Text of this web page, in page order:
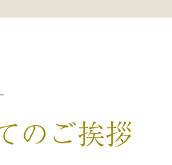
のご挨拶